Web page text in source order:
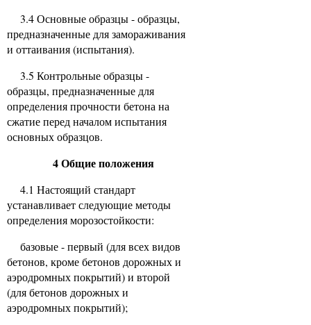
3.4 Основные образцы - образцы,
предназначенные для замораживания
и оттаивания (испытания).
3.5 Контрольные образцы -
образцы, предназначенные для
определения прочности бетона на
сжатие перед началом испытания
основных образцов.
4 Общие положения
4.1 Настоящий стандарт
устанавливает следующие методы
определения морозостойкости:
базовые - первый (для всех видов
бетонов, кроме бетонов дорожных и
аэродромных покрытий) и второй
(для бетонов дорожных и
аэродромных покрытий);